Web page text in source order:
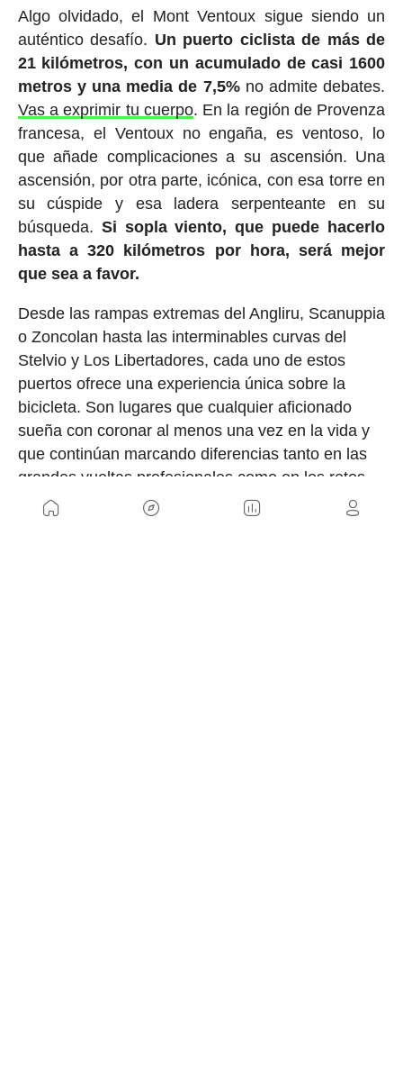
Algo olvidado, el Mont Ventoux sigue siendo un
auténtico desafío. Un puerto ciclista de más de
21 kilómetros, con un acumulado de casi 1600
metros y una media de 7,5%no admite debates.
Vas a exprimir tu cuerpo. En la región de Provenza
francesa, el Ventoux no engaña, es ventoso, lo
que añade complicaciones a su ascensión. Una
ascensión, por otra parte, icónica, con esa torre en
su cúspide y esa ladera serpenteante en su
búsqueda. Si sopla viento, que puede hacerlo
hasta a 320 kilómetros por hora, será mejor
que sea a favor.
Desde las rampas extremas del Angliru, Scanuppia
o Zoncolan hasta las interminables curvas del
Stelvio y Los Libertadores, cada uno de estos
puertos ofrece una experiencia única sobre la
bicicleta. Son lugares que cualquier aficionado
sueña con coronar al menos una vez en la vida y
que continúan marcando diferencias tanto en las
grandes vueltas profesionales como en los retos
personales de miles de ciclistas cada temporada.